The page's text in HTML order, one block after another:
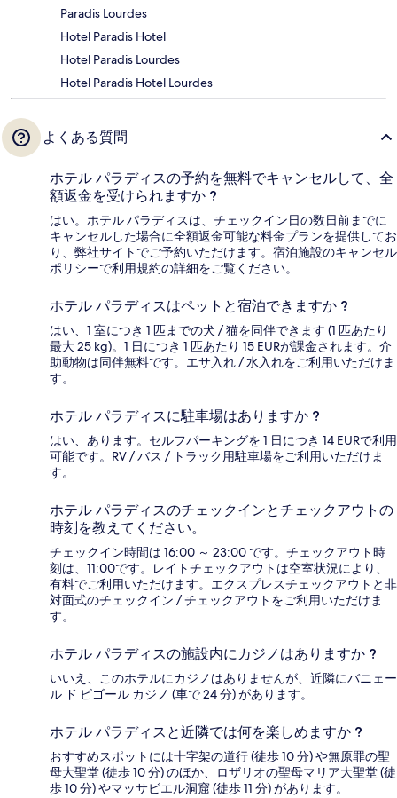
Paradis Lourdes
Hotel Paradis Hotel
Hotel Paradis Lourdes
Hotel Paradis Hotel Lourdes
よくある質問
ホテル パラディスの予約を無料でキャンセルして、全
額返金を受けられますか ?
はい。ホテル パラディスは、チェックイン日の数日前までに
キャンセルした場合に全額返金可能な料金プランを提供してお
り、弊社サイトでご予約いただけます。宿泊施設のキャンセル
ポリシーで利用規約の詳細をご覧ください。
ホテル パラディスはペットと宿泊できますか ?
はい、1 室につき 1 匹までの犬 / 猫を同伴できます (1 匹あたり
最大 25 kg)。1 日につき 1 匹あたり 15 EURが課金されます。介
助動物は同伴無料です。エサ入れ / 水入れをご利用いただけま
す。
ホテル パラディスに駐車場はありますか ?
はい、あります。セルフパーキングを 1 日につき 14 EURで利用
可能です。RV / バス / トラック用駐車場をご利用いただけま
す。
ホテル パラディスのチェックインとチェックアウトの
時刻を教えてください。
チェックイン時間は 16:00 ～ 23:00 です。チェックアウト時
刻は、11:00です。レイトチェックアウトは空室状況により、
有料でご利用いただけます。エクスプレスチェックアウトと非
対面式のチェックイン / チェックアウトをご利用いただけま
す。
ホテル パラディスの施設内にカジノはありますか ?
いいえ、このホテルにカジノはありませんが、近隣にバニェー
ル ド ビゴール カジノ (車で 24 分) があります。
ホテル パラディスと近隣では何を楽しめますか ?
おすすめスポットには十字架の道行 (徒歩 10 分) や無原罪の聖
母大聖堂 (徒歩 10 分) のほか、ロザリオの聖母マリア大聖堂 (徒
歩 10 分) やマッサビエル洞窟 (徒歩 11 分) があります。